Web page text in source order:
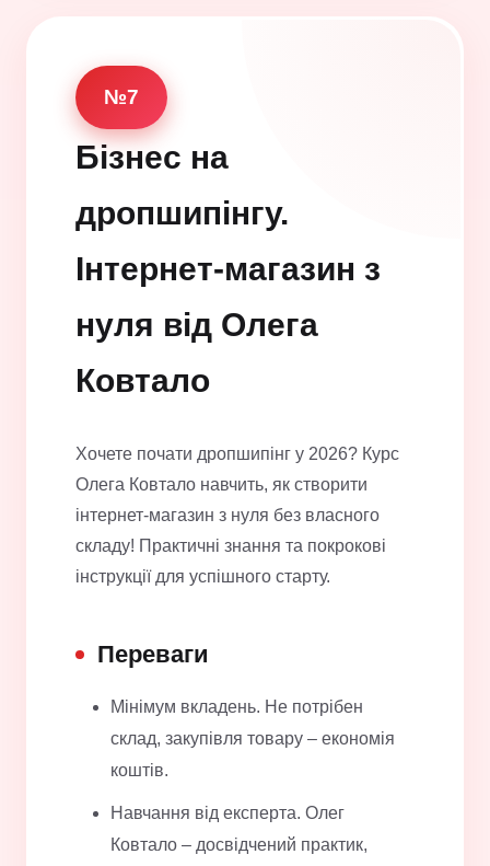
№7
Бізнес на
дропшипінгу.
Інтернет-магазин з
нуля від Олега
Ковтало
Хочете почати дропшипінг у 2026? Курс
Олега Ковтало навчить, як створити
інтернет-магазин з нуля без власного
складу! Практичні знання та покрокові
інструкції для успішного старту.
Переваги
Мінімум вкладень. Не потрібен
склад, закупівля товару – економія
коштів.
Навчання від експерта. Олег
Ковтало – досвідчений практик,